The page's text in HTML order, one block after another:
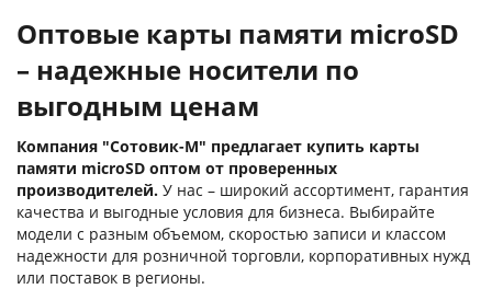
Оптовые карты памяти microSD
– надежные носители по
выгодным ценам
Компания "Сотовик-М" предлагает купить карты
памяти microSD оптом от проверенных
производителей. У нас – широкий ассортимент, гарантия
качества и выгодные условия для бизнеса. Выбирайте
модели с разным объемом, скоростью записи и классом
надежности для розничной торговли, корпоративных нужд
или поставок в регионы.